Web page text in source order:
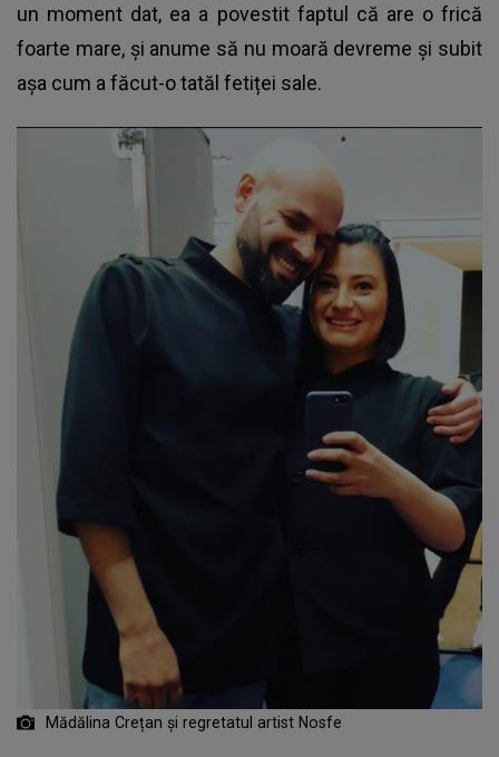
un moment dat, ea a povestit faptul că are o frică
foarte mare, și anume să nu moară devreme și subit
așa cum a făcut-o tatăl fetiței sale.
Mădălina Crețan și regretatul artist Nosfe